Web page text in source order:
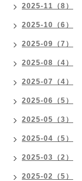
2025-11（8）
2025-10（6）
2025-09（7）
2025-08（4）
2025-07（4）
2025-06（5）
2025-05（3）
2025-04（5）
2025-03（2）
2025-02（5）